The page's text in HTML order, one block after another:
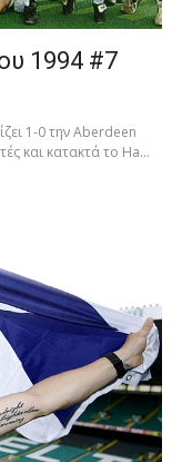
1994 #7
1-0 την Aberdeen
και κατακτά το Ha...